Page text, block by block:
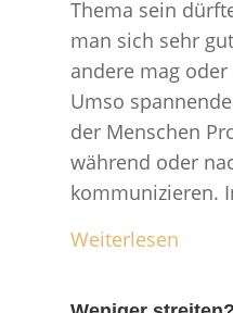
Thema sein
man sich sehr
andere mag
Umso
der Menschen
während oder
kommunizieren.
Weiterlesen